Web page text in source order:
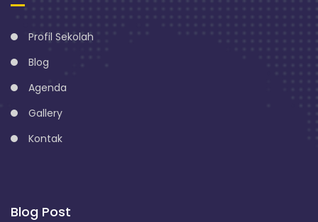
Profil Sekolah
Blog
Agenda
Gallery
Kontak
Blog Post